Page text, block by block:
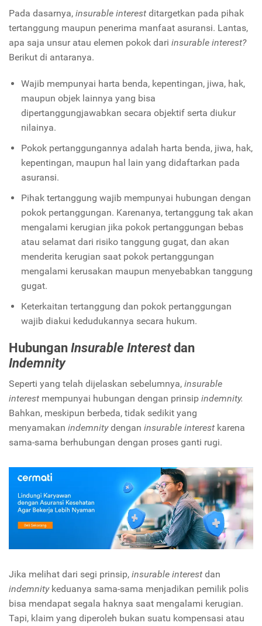
Pada dasarnya, insurable interest ditargetkan pada pihak
tertanggung maupun penerima manfaat asuransi. Lantas,
apa saja unsur atau elemen pokok dari insurable interest?
Berikut di antaranya.
Wajib mempunyai harta benda, kepentingan, jiwa, hak,
maupun objek lainnya yang bisa
dipertanggungjawabkan secara objektif serta diukur
nilainya.
Pokok pertanggungannya adalah harta benda, jiwa, hak,
kepentingan, maupun hal lain yang didaftarkan pada
asuransi.
Pihak tertanggung wajib mempunyai hubungan dengan
pokok pertanggungan. Karenanya, tertanggung tak akan
mengalami kerugian jika pokok pertanggungan bebas
atau selamat dari risiko tanggung gugat, dan akan
menderita kerugian saat pokok pertanggungan
mengalami kerusakan maupun menyebabkan tanggung
gugat.
Keterkaitan tertanggung dan pokok pertanggungan
wajib diakui kedudukannya secara hukum.
HubunganInsurable Interestdan
Indemnity
Seperti yang telah dijelaskan sebelumnya, insurable
interest mempunyai hubungan dengan prinsip indemnity.
Bahkan, meskipun berbeda, tidak sedikit yang
menyamakan indemnitydengan insurable interest karena
sama-sama berhubungan dengan proses ganti rugi.
Jika melihat dari segi prinsip, insurable interest dan
indemnity keduanya sama-sama menjadikan pemilik polis
bisa mendapat segala haknya saat mengalami kerugian.
Tapi, klaim yang diperoleh bukan suatu kompensasi atau